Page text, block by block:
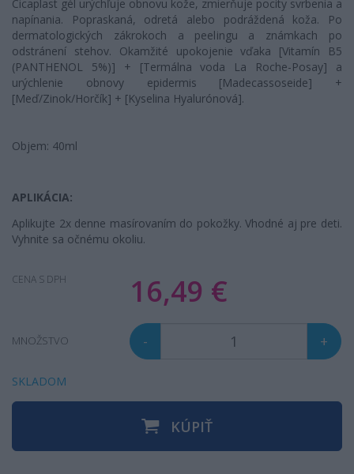
Cicaplast gél urýchľuje obnovu kože, zmierňuje pocity svrbenia a
napínania. Popraskaná, odretá alebo podráždená koža. Po
dermatologických zákrokoch a peelingu a známkach po
odstránení stehov. Okamžité upokojenie vďaka [Vitamín B5
(PANTHENOL 5%)] + [Termálna voda La Roche-Posay] a
urýchlenie obnovy epidermis [Madecassoseide] +
[Meď/Zinok/Horčík] + [Kyselina Hyalurónová].
Objem: 40ml
APLIKÁCIA:
Aplikujte 2x denne masírovaním do pokožky. Vhodné aj pre deti.
Vyhnite sa očnému okoliu.
CENA S DPH 16,49 €
MNOŽSTVO - +
SKLADOM
KÚPIŤ